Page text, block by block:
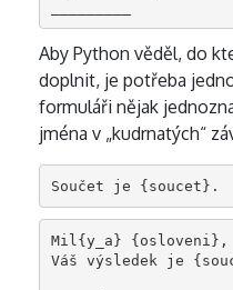
Aby Python věděl, do
doplnit, je potřeba
formuláři nějak
jména v „kudrnatých“
Mil{y_a} {osloveni},
Váš výsledek je